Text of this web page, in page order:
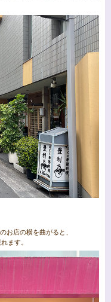
お店の横を曲がると、
ます。